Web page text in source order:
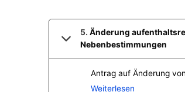
Die Stadthalle Hockenheim bietet den